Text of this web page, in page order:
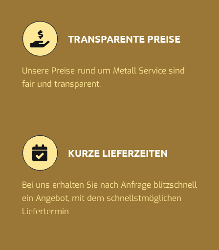
TRANSPARENTE PREISE
Unsere Preise rund um Metall Service sind
fair und transparent.
KURZE LIEFERZEITEN
Bei uns erhalten Sie nach Anfrage blitzschnell
ein Angebot, mit dem schnellstmöglichen
Liefertermin